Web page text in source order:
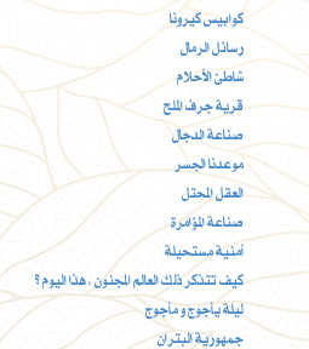
كوابيس كيرونا
رسائل الرمال
شاطئ الأحلام
قرية جرف الملح
صناعة الدجال
موعدنا الجسر
العقل المحتل
صناعة المؤامرة
أمنية مستحيلة
كيف تتذكر ذلك العالم المجنون ، هذا اليوم ؟
ليلة يأجوج و مأجوج
جمهورية البتران